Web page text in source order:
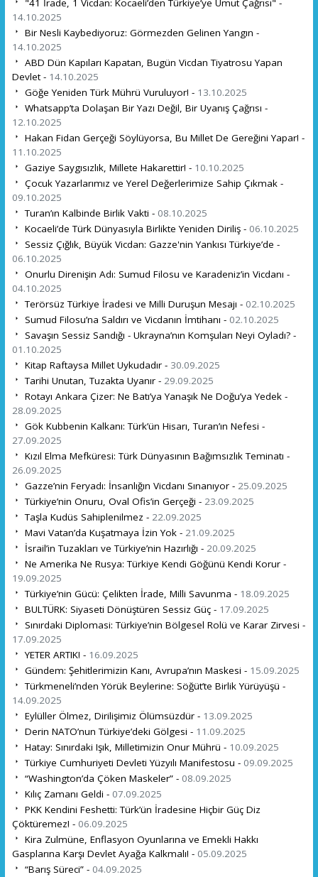
"41 İrade, 1 Vicdan: Kocaeli’den Türkiye’ye Umut Çağrısı" -
14.10.2025
Bir Nesli Kaybediyoruz: Görmezden Gelinen Yangın -
14.10.2025
ABD Dün Kapıları Kapatan, Bugün Vicdan Tiyatrosu Yapan
Devlet - 14.10.2025
Göğe Yeniden Türk Mührü Vuruluyor! - 13.10.2025
Whatsapp’ta Dolaşan Bir Yazı Değil, Bir Uyanış Çağrısı -
12.10.2025
Hakan Fidan Gerçeği Söylüyorsa, Bu Millet De Gereğini Yapar! -
11.10.2025
Gaziye Saygısızlık, Millete Hakarettir! - 10.10.2025
Çocuk Yazarlarımız ve Yerel Değerlerimize Sahip Çıkmak -
09.10.2025
Turan’ın Kalbinde Birlik Vakti - 08.10.2025
Kocaeli’de Türk Dünyasıyla Birlikte Yeniden Diriliş - 06.10.2025
Sessiz Çığlık, Büyük Vicdan: Gazze'nin Yankısı Türkiye’de -
06.10.2025
Onurlu Direnişin Adı: Sumud Filosu ve Karadeniz’in Vicdanı -
04.10.2025
Terörsüz Türkiye İradesi ve Milli Duruşun Mesajı - 02.10.2025
Sumud Filosu’na Saldırı ve Vicdanın İmtihanı - 02.10.2025
Savaşın Sessiz Sandığı - Ukrayna’nın Komşuları Neyi Oyladı? -
01.10.2025
Kitap Raftaysa Millet Uykudadır - 30.09.2025
Tarihi Unutan, Tuzakta Uyanır - 29.09.2025
Rotayı Ankara Çizer: Ne Batı’ya Yanaşık Ne Doğu’ya Yedek -
28.09.2025
Gök Kubbenin Kalkanı: Türk’ün Hisarı, Turan’ın Nefesi -
27.09.2025
Kızıl Elma Mefküresi: Türk Dünyasının Bağımsızlık Teminatı -
26.09.2025
Gazze’nin Feryadı: İnsanlığın Vicdanı Sınanıyor - 25.09.2025
Türkiye’nin Onuru, Oval Ofis’in Gerçeği - 23.09.2025
Taşla Kudüs Sahiplenilmez - 22.09.2025
Mavi Vatan’da Kuşatmaya İzin Yok - 21.09.2025
İsrail’in Tuzakları ve Türkiye’nin Hazırlığı - 20.09.2025
Ne Amerika Ne Rusya: Türkiye Kendi Göğünü Kendi Korur -
19.09.2025
Türkiye’nin Gücü: Çelikten İrade, Milli Savunma - 18.09.2025
BULTÜRK: Siyaseti Dönüştüren Sessiz Güç - 17.09.2025
Sınırdaki Diplomasi: Türkiye’nin Bölgesel Rolü ve Karar Zirvesi -
17.09.2025
YETER ARTIK! - 16.09.2025
Gündem: Şehitlerimizin Kanı, Avrupa’nın Maskesi - 15.09.2025
Türkmeneli’nden Yörük Beylerine: Söğüt’te Birlik Yürüyüşü -
14.09.2025
Eylüller Ölmez, Dirilişimiz Ölümsüzdür - 13.09.2025
Derin NATO’nun Türkiye’deki Gölgesi - 11.09.2025
Hatay: Sınırdaki Işık, Milletimizin Onur Mührü - 10.09.2025
Türkiye Cumhuriyeti Devleti Yüzyılı Manifestosu - 09.09.2025
“Washington’da Çöken Maskeler” - 08.09.2025
Kılıç Zamanı Geldi - 07.09.2025
PKK Kendini Feshetti: Türk’ün İradesine Hiçbir Güç Diz
Çöktüremez! - 06.09.2025
Kira Zulmüne, Enflasyon Oyunlarına ve Emekli Hakkı
Gasplarına Karşı Devlet Ayağa Kalkmalı! - 05.09.2025
“Barış Süreci” - 04.09.2025